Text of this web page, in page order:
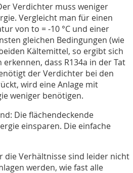
Verdichter muss weniger
Vergleicht man für einen
von to = -10 °C und einer
gleichen Bedingungen (wie
Kältemittel, so ergibt sich
dass R134a in der Tat
der Verdichter bei den
wird eine Anlage mit
weniger benötigen.
Die flächendeckende
einsparen. Die einfache
die Verhältnisse sind leider nicht
werden, wie fast alle